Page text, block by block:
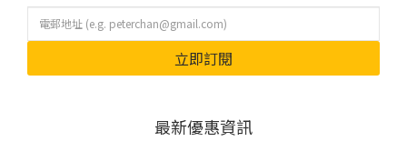
立即訂閱
最新優惠資訊